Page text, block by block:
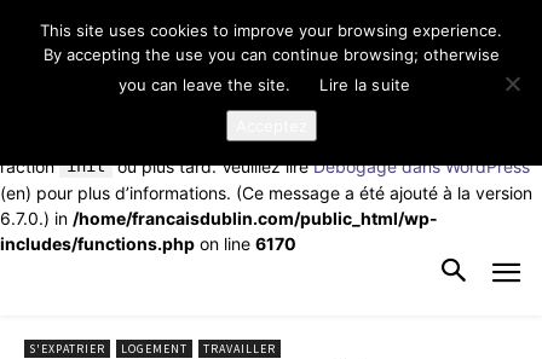
Notice: La fonction _load_textdomain_just_in_time a été appelée de
façonincorrecte. Le chargement de la traduction pour le domaine
td-cloud-library a été déclenché trop tôt. Cela indique
généralement que du code dans l’extension ou le thème s’exécute
trop tôt. Les traductions doivent être chargées au moment de
l’action init ou plus tard. Veuillez lireDébogage dans WordPress
(en) pour plus d’informations. (Ce message a été ajouté à la version
6.7.0.) in /home/francaisdublin.com/public_html/wp-
includes/functions.php on line 6170
S'EXPATRIER LOGEMENT TRAVAILLER
This site uses cookies to improve your browsing experience.
By accepting the use you can continue browsing; otherwise
you can leave the site.
Lire la suite